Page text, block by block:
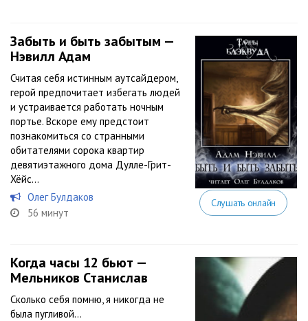
Забыть и быть забытым —
Нэвилл Адам
Считая себя истинным аутсайдером,
герой предпочитает избегать людей
и устраивается работать ночным
портье. Вскоре ему предстоит
познакомиться со странными
обитателями сорока квартир
девятиэтажного дома Дулле-Грит-
Хёйс…
Олег Булдаков
56 минут
Слушать онлайн
Когда часы 12 бьют —
Мельников Станислав
Сколько себя помню, я никогда не
была пугливой…